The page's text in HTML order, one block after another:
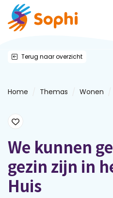
Thema's
Webinars
E-learnings
Terug naar overzicht
Home Themas Wonen
We kunnen
gezin zijn in
Huis